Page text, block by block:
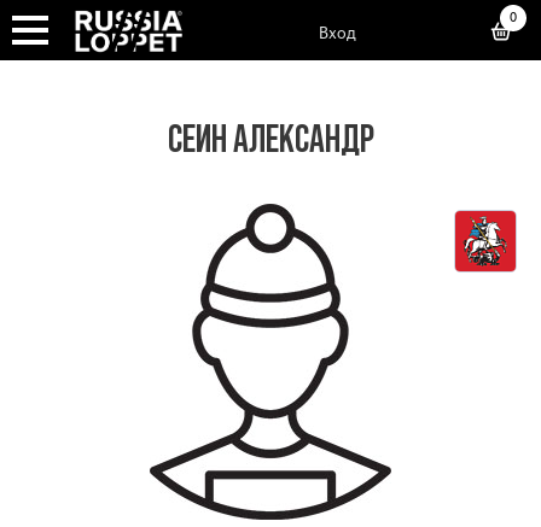
Вход
0
СЕИН АЛЕКСАНДР